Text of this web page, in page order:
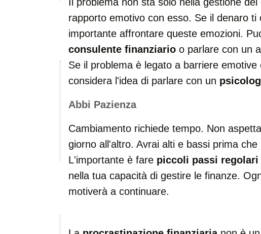
rapporto emotivo con esso. Se il denaro
importante affrontare queste emozioni.
consulente finanziario o parlare con un
Se il problema è legato a barriere emotive
considera l'idea di parlare con un
Abbi Pazienza
Cambiamento richiede tempo. Non
giorno all'altro. Avrai alti e bassi prima
L'importante è fare piccoli passi regolari
nella tua capacità di gestire le finanze.
motiverà a continuare.